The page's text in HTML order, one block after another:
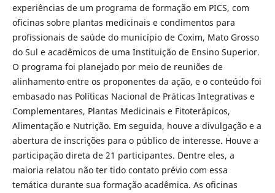
experiências de um programa de formação em PICS, com
oficinas sobre plantas medicinais e condimentos para
profissionais de saúde do município de Coxim, Mato Grosso
do Sul e acadêmicos de uma Instituição de Ensino Superior.
O programa foi planejado por meio de reuniões de
alinhamento entre os proponentes da ação, e o conteúdo foi
embasado nas Políticas Nacional de Práticas Integrativas e
Complementares, Plantas Medicinais e Fitoterápicos,
Alimentação e Nutrição. Em seguida, houve a divulgação e a
abertura de inscrições para o público de interesse. Houve a
participação direta de 21 participantes. Dentre eles, a
maioria relatou não ter tido contato prévio com essa
temática durante sua formação acadêmica. As oficinas